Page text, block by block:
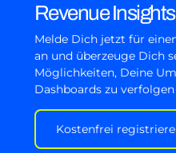
Revenue
Melde Dich jetzt für
an und überzeuge Dich
Möglichkeiten, Deine
Dashboards zu
Kostenfrei